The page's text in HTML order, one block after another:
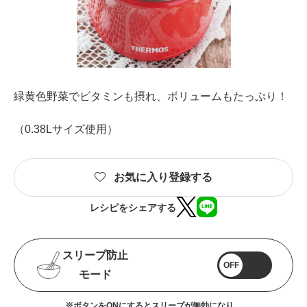
緑黄色野菜でビタミンも摂れ、ボリュームもたっぷり！
（0.38Lサイズ使用）
お気に入り登録する
レシピをシェアする
スリープ防止
モード
OFF